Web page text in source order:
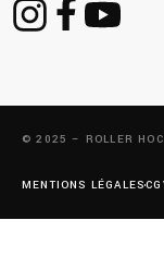
© 2025 – ROLLER
MENTIONS LÉGALES